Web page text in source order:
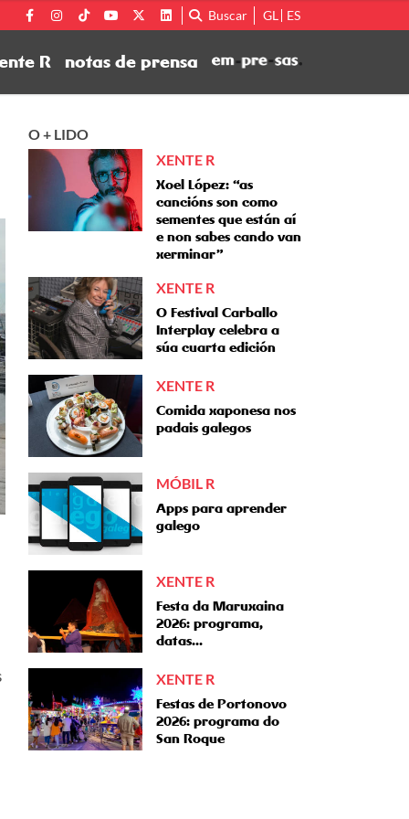
Buscar GL ES
R notas de prensa
O + LIDO
XENTE R
Xoel López: “as
cancións son como
sementes que están aí
e non sabes cando van
xerminar”
XENTE R
O Festival Carballo
Interplay celebra a
súa cuarta edición
XENTE R
Comida xaponesa nos
padais galegos
MÓBIL R
Apps para aprender
galego
XENTE R
Festa da Maruxaina
2026: programa,
datas...
XENTE R
Festas de Portonovo
2026: programa do
San Roque